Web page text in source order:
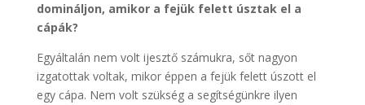
domináljon, amikor a fejük felett úsztak el a
cápák?
Egyáltalán nem volt ijesztő számukra, sőt nagyon
izgatottak voltak, mikor éppen a fejük felett úszott el
egy cápa. Nem volt szükség a segítségünkre ilyen